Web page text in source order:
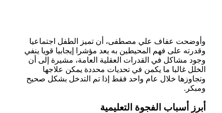
وأوضحت عفاف علي مصطفى، أن تميز الطفل اجتماعيا
وقدرته على فهم المحيطين به يعد مؤشرا إيجابيا قويا ينفي
وجود مشاكل في القدرات العقلية العامة، مشيرة إلى أن
الخلل غالبا ما يكمن في تحديات محددة يمكن علاجها
وتجاوزها خلال عام واحد فقط إذا تم التدخل بشكل صحيح
ومبكر.
أبرز أسباب الفجوة التعليمية